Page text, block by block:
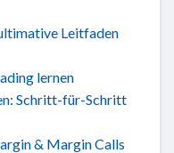
Leitfaden
lernen
Schritt-für-Schritt
& Margin Calls